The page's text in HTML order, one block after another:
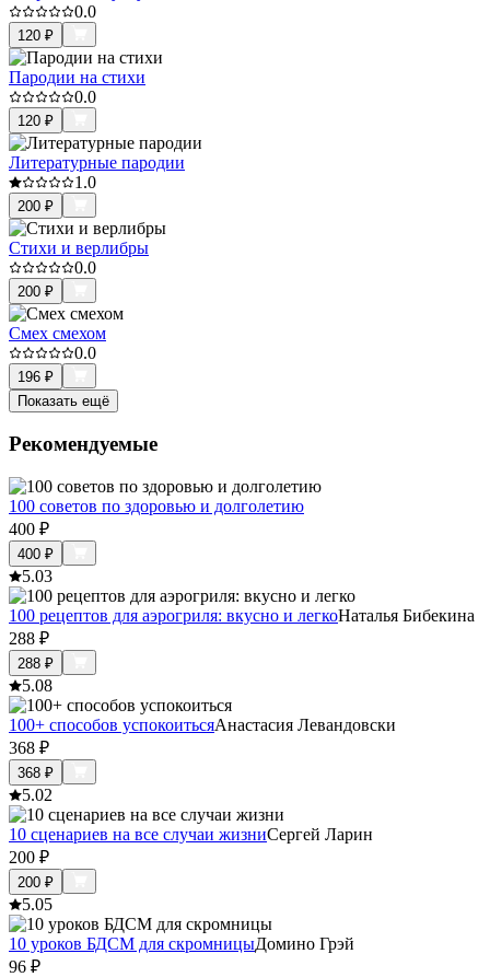
0.0
120 ₽
Пародии на стихи
0.0
120 ₽
Литературные пародии
1.0
200 ₽
Стихи и верлибры
0.0
200 ₽
Смех смехом
0.0
196 ₽
Показать ещё
Рекомендуемые
100 советов по здоровью и долголетию
400 ₽
400 ₽
5.03
100 рецептов для аэрогриля: вкусно и легкоНаталья Бибекина
288 ₽
288 ₽
5.08
100+ способов успокоитьсяАнастасия Левандовски
368 ₽
368 ₽
5.02
10 сценариев на все случаи жизниСергей Ларин
200 ₽
200 ₽
5.05
10 уроков БДСМ для скромницыДомино Грэй
96 ₽